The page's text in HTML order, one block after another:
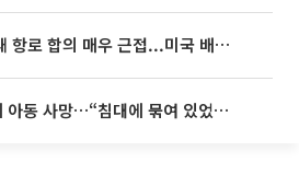
이란 “호르무즈 새 항로 합의 매우 근접...미국 배상 먼저”
천안 교회서 11세 아동 사망…“침대에 묶여 있었다” 진술 확보